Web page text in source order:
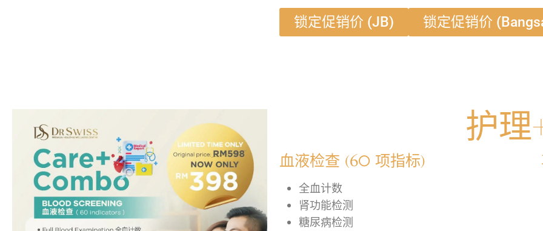
锁定促销价 (JB) 锁定促销价
护理
血液检查 (60 项指标)
全血计数
肾功能检测
糖尿病检测